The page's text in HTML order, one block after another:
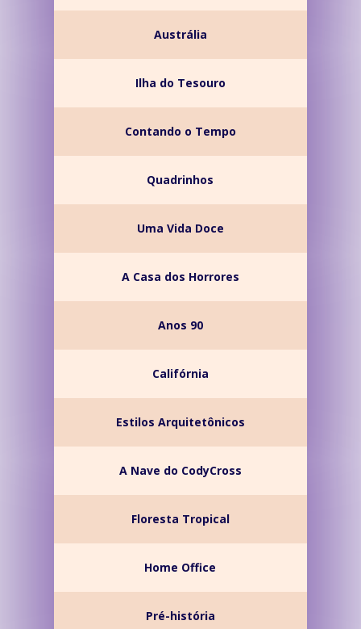
Austrália
Ilha do Tesouro
Contando o Tempo
Quadrinhos
Uma Vida Doce
A Casa dos Horrores
Anos 90
Califórnia
Estilos Arquitetônicos
A Nave do CodyCross
Floresta Tropical
Home Office
Pré-história